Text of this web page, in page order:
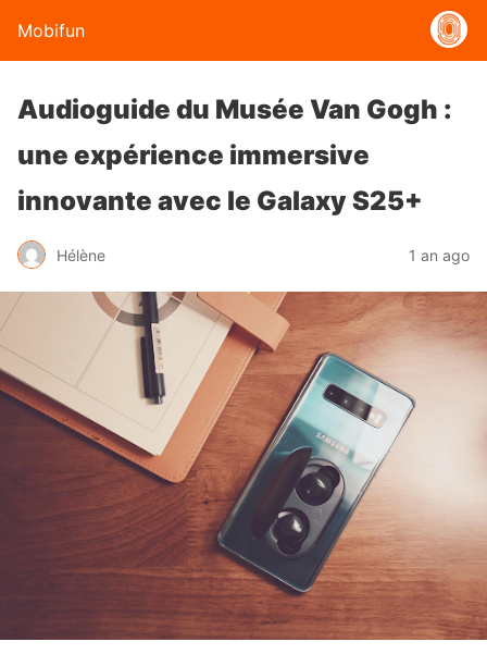
Mobifun
Audioguide du Musée Van Gogh :
une expérience immersive
innovante avec le Galaxy S25+
Hélène 1 an ago